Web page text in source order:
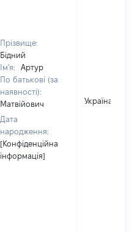
Прізвище:
Бідний
Ім'я:
Артур
По батькові (за
наявності):
Матвійович
Дата
народження:
[Конфіденційна
інформація]
Україна